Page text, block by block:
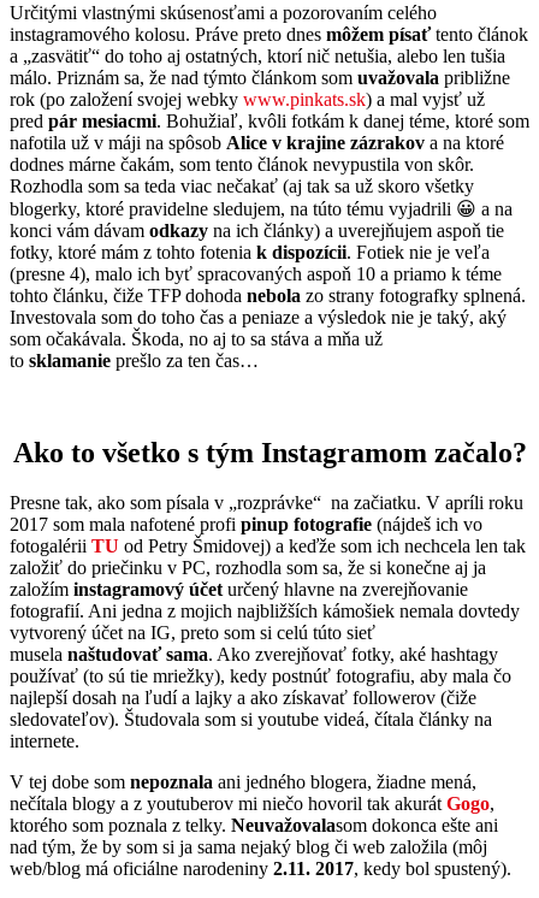
Určitými vlastnými skúsenosťami a pozorovaním celého
instagramového kolosu. Práve preto dnes môžem písaťtento článok
a „zasvätiť“ do toho aj ostatných, ktorí nič netušia, alebo len tušia
málo. Priznám sa, že nad týmto článkom som uvažovala približne
rok (po založení svojej webky www.pinkats.sk) a mal vyjsť už
pred pár mesiacmi. Bohužiaľ, kvôli fotkám k danej téme, ktoré som
nafotila už v máji na spôsob Alice v krajine zázrakov a na ktoré
dodnes márne čakám, som tento článok nevypustila von skôr.
Rozhodla som sa teda viac nečakať (aj tak sa už skoro všetky
blogerky, ktoré pravidelne sledujem, na túto tému vyjadrili 😀 a na
konci vám dávam odkazy na ich články) a uverejňujem aspoň tie
fotky, ktoré mám z tohto fotenia k dispozícii. Fotiek nie je veľa
(presne 4), malo ich byť spracovaných aspoň 10 a priamo k téme
tohto článku, čiže TFP dohoda nebola zo strany fotografky splnená.
Investovala som do toho čas a peniaze a výsledok nie je taký, aký
som očakávala. Škoda, no aj to sa stáva a mňa už
to sklamanie prešlo za ten čas…
Ako to všetko s tým Instagramom začalo?
Presne tak, ako som písala v „rozprávke“ na začiatku. V apríli roku
2017 som mala nafotené profi pinup fotografie (nájdeš ich vo
fotogalérii TU od Petry Šmidovej) a keďže som ich nechcela len tak
založiť do priečinku v PC, rozhodla som sa, že si konečne aj ja
založím instagramový účeturčený hlavne na zverejňovanie
fotografií. Ani jedna z mojich najbližších kámošiek nemala dovtedy
vytvorený účet na IG, preto som si celú túto sieť
musela naštudovať sama. Ako zverejňovať fotky, aké hashtagy
používať (to sú tie mriežky), kedy postnúť fotografiu, aby mala čo
najlepší dosah na ľudí a lajky a ako získavať followerov (čiže
sledovateľov). Študovala som si youtube videá, čítala články na
internete.
V tej dobe som nepoznala ani jedného blogera, žiadne mená,
nečítala blogy a z youtuberov mi niečo hovoril tak akurátGogo,
ktorého som poznala z telky. Neuvažovalasom dokonca ešte ani
nad tým, že by som si ja sama nejaký blog či web založila (môj
web/blog má oficiálne narodeniny 2.11. 2017, kedy bol spustený).